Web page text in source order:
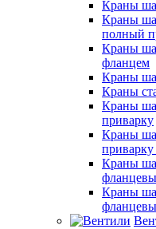
Краны
Краны
полный
Краны
фланцем
Краны
Краны
Краны
приварку
Краны
Краны
Краны